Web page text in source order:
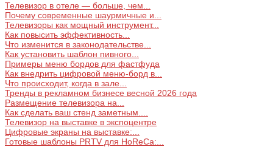
Телевизор в отеле — больше, чем...
Почему современные шаурмичные и...
Телевизоры как мощный инструмент...
Как повысить эффективность...
Что изменится в законодательстве...
Как установить шаблон пивного...
Примеры меню бордов для фастфуда
Как внедрить цифровой меню‑борд в...
Что происходит, когда в зале...
Тренды в рекламном бизнесе весной 2026 года
Размещение телевизора на...
Как сделать ваш стенд заметным....
Телевизор на выставке в экспоцентре
Цифровые экраны на выставке:...
Готовые шаблоны PRTV для HoReCa:...